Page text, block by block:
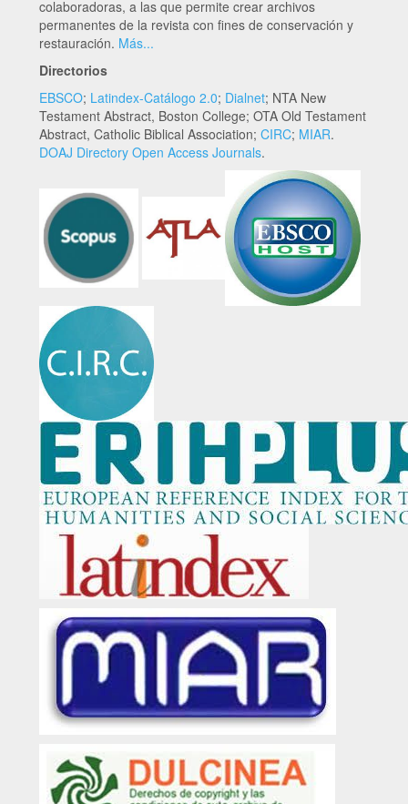
colaboradoras, a las que permite crear archivos
permanentes de la revista con fines de conservación y
restauración. Más...
Directorios
EBSCO; Latindex-Catálogo 2.0; Dialnet; NTA New
Testament Abstract, Boston College; OTA Old Testament
Abstract, Catholic Biblical Association; CIRC; MIAR.
DOAJ Directory Open Access Journals.